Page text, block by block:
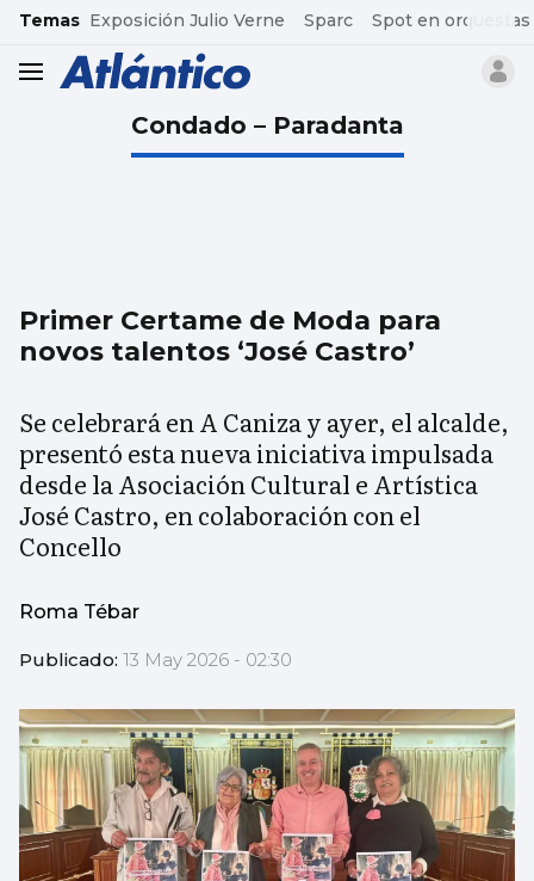
common.go-to-content
Temas Exposición Julio Verne Sparc Spot en orquestas
header.menu.open
Condado – Paradanta
Primer Certame de Moda para
novos talentos ‘José Castro’
Se celebrará en A Caniza y ayer, el alcalde,
presentó esta nueva iniciativa impulsada
desde la Asociación Cultural e Artística
José Castro, en colaboración con el
Concello
Roma Tébar
Publicado: 13 May 2026 - 02:30